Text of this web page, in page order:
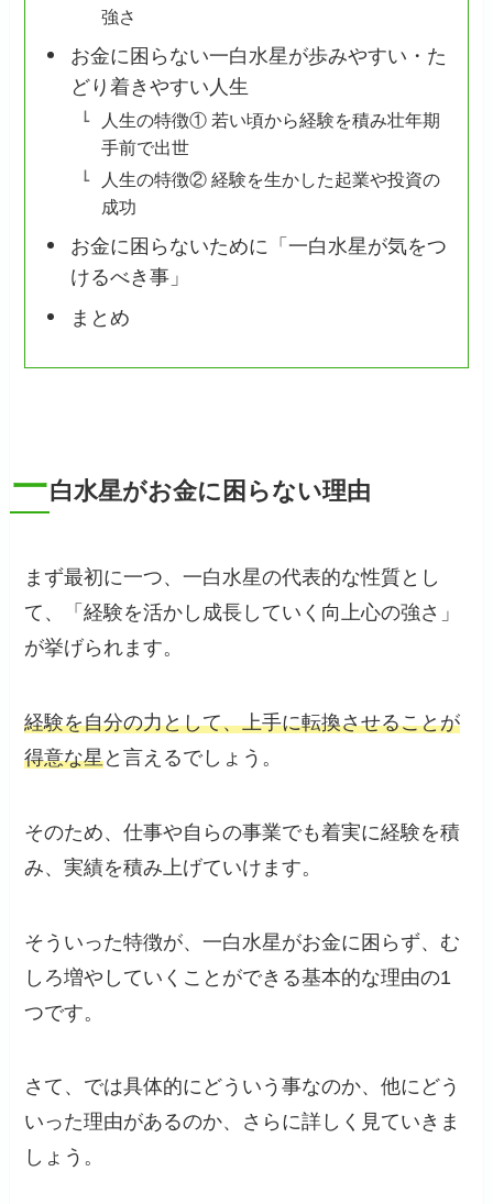
強さ
お金に困らない一白水星が歩みやすい・た
どり着きやすい人生
人生の特徴① 若い頃から経験を積み壮年期
手前で出世
人生の特徴② 経験を生かした起業や投資の
成功
お金に困らないために「一白水星が気をつ
けるべき事」
まとめ
一白水星がお金に困らない理由
まず最初に一つ、一白水星の代表的な性質とし
て、「経験を活かし成長していく向上心の強さ」
が挙げられます。
経験を自分の力として、上手に転換させることが
得意な星と言えるでしょう。
そのため、仕事や自らの事業でも着実に経験を積
み、実績を積み上げていけます。
そういった特徴が、一白水星がお金に困らず、む
しろ増やしていくことができる基本的な理由の1
つです。
さて、では具体的にどういう事なのか、他にどう
いった理由があるのか、さらに詳しく見ていきま
しょう。